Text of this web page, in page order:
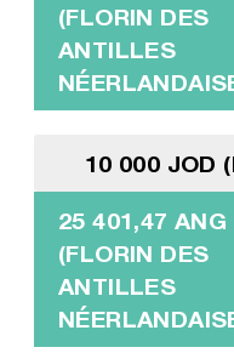
(FLORIN DES
ANTILLES
10 000 JOD
25 401,47 ANG
(FLORIN DES
ANTILLES